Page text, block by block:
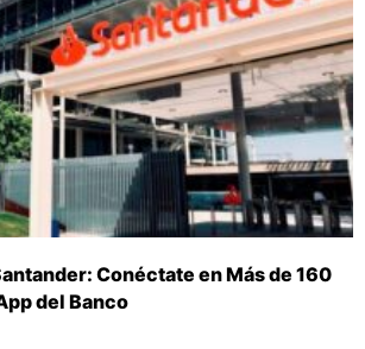
Conéctate en Más de 160
del Banco